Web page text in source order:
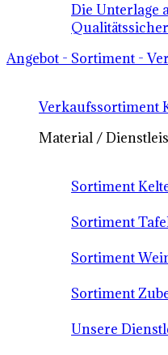
Die Unterlage
Angebot - Sortiment -
Verkaufssortiment
Material /
Sortiment
Sortiment
Sortiment
Sortiment
Unsere